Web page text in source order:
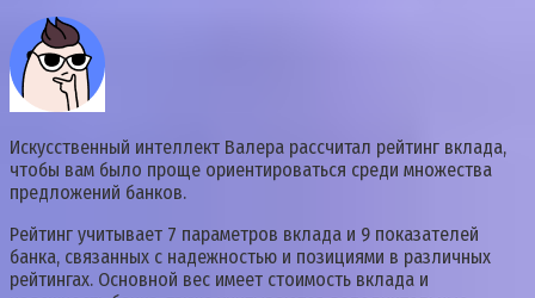
Искусственный интеллект Валера рассчитал рейтинг вклада,
чтобы вам было проще ориентироваться среди множества
предложений банков.
Рейтинг учитывает 7 параметров вклада и 9 показателей
банка, связанных с надежностью и позициями в различных
рейтингах. Основной вес имеет стоимость вклада и